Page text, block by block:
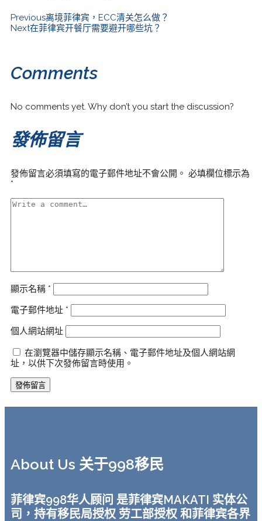
Previous离境菲律宾，ECC清关怎么做？
Next在菲律宾开餐厅需要避开哪些坑？
Comments
No comments yet. Why don’t you start the discussion?
發佈留言
發佈留言必須填寫的電子郵件地址不會公開。 必填欄位標示為
*
顯示名稱 *
電子郵件地址 *
個人網站網址
在瀏覽器中儲存顯示名稱、電子郵件地址及個人網站網
址，以供下次發佈留言時使用。
About Us 关于998移民
菲律宾998华人顾问 是菲律宾MAKATI 实体公
司，持有移民局授权 劳工部授权 和菲律宾各界